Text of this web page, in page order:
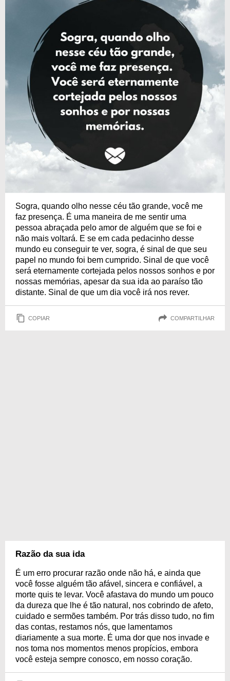
Sogra, quando olho nesse céu tão grande, você me
faz presença. É uma maneira de me sentir uma
pessoa abraçada pelo amor de alguém que se foi e
não mais voltará. E se em cada pedacinho desse
mundo eu conseguir te ver, sogra, é sinal de que seu
papel no mundo foi bem cumprido. Sinal de que você
será eternamente cortejada pelos nossos sonhos e por
nossas memórias, apesar da sua ida ao paraíso tão
distante. Sinal de que um dia você irá nos rever.
COPIAR COMPARTILHAR
Razão da sua ida
É um erro procurar razão onde não há, e ainda que
você fosse alguém tão afável, sincera e confiável, a
morte quis te levar. Você afastava do mundo um pouco
da dureza que lhe é tão natural, nos cobrindo de afeto,
cuidado e sermões também. Por trás disso tudo, no fim
das contas, restamos nós, que lamentamos
diariamente a sua morte. É uma dor que nos invade e
nos toma nos momentos menos propícios, embora
você esteja sempre conosco, em nosso coração.